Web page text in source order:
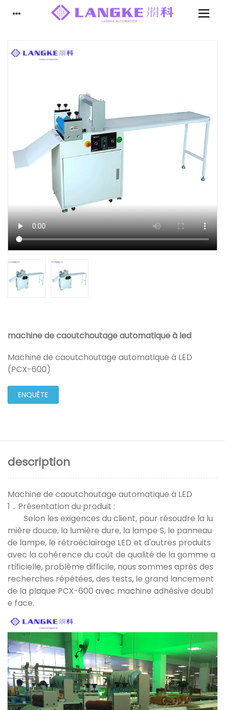
machine de caoutchoutage automatique à led
Machine de caoutchoutage automatique à LED
(PCX-600)
ENQUÊTE
description
Machine de caoutchoutage automatique à LED
1．Présentation du produit :
Selon les exigences du client, pour résoudre la lu
mière douce, la lumière dure, la lampe S, le panneau
de lampe, le rétroéclairage LED et d'autres produits
avec la cohérence du coût de qualité de la gomme a
rtificielle, problème difficile, nous sommes après des
recherches répétées, des tests, le grand lancement
de la plaque PCX-600 avec machine adhésive doubl
e face.